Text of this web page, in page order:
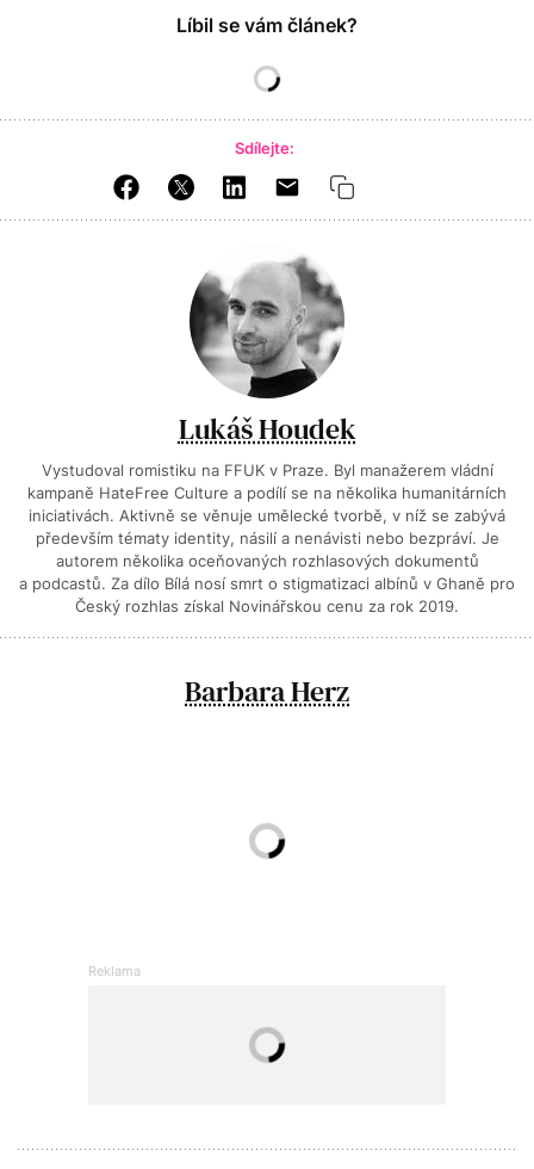
Líbil se vám článek?
Sdílejte:
Lukáš Houdek
Vystudoval romistiku na FFUK v Praze. Byl manažerem vládní
kampaně HateFree Culture a podílí se na několika humanitárních
iniciativách. Aktivně se věnuje umělecké tvorbě, v níž se zabývá
především tématy identity, násilí a nenávisti nebo bezpráví. Je
autorem několika oceňovaných rozhlasových dokumentů
a podcastů. Za dílo Bílá nosí smrt o stigmatizaci albínů v Ghaně pro
Český rozhlas získal Novinářskou cenu za rok 2019.
Barbara Herz